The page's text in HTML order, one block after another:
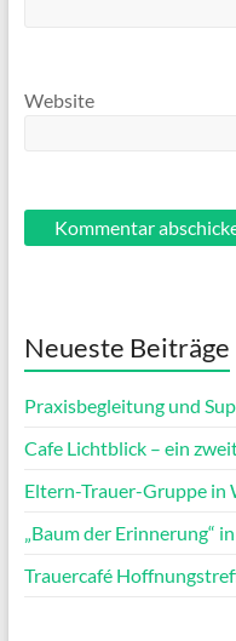
Website
Neueste Beiträge
Praxisbegleitung und
Cafe Lichtblick – ein
Eltern-Trauer-Gruppe in
„Baum der Erinnerung“
Trauercafé